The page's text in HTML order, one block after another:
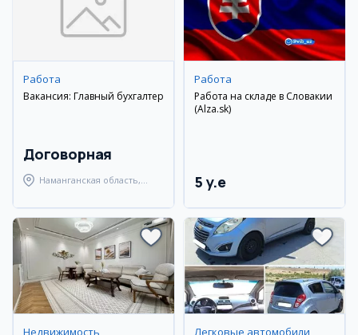
Работа
Вакансия: Главный бухгалтер
Договорная
Наманганская область,
Работа
Работа на складе в Словакии
(Alza.sk)
5 y.e
Недвижимость Легковые автомобили